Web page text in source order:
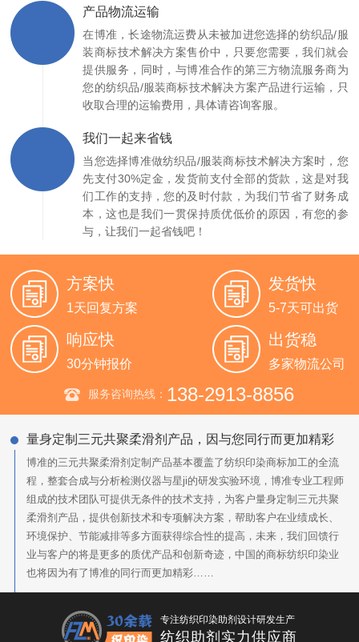
产品物流运输
在博准，长途物流运费从未被加进您选择的纺织品/服
装商标技术解决方案售价中，只要您需要，我们就会
提供服务，同时，与博准合作的第三方物流服务商为
您的纺织品/服装商标技术解决方案产品进行运输，只
收取合理的运输费用，具体请咨询客服。
我们一起来省钱
当您选择博准做纺织品/服装商标技术解决方案时，您
先支付30%定金，发货前支付全部的货款，这是对我
们工作的支持，您的及时付款，为我们节省了财务成
本，这也是我们一贯保持质优低价的原因，有您的参
与，让我们一起省钱吧！
方案快
1天回复方案
发货快
5-7天可出货
响应快
30分钟报价
出货稳
多家物流公司
服务咨询热线： 138-2913-8856
量身定制三元共聚柔滑剂产品，因与您同行而更加精彩
博准的三元共聚柔滑剂定制产品基本覆盖了纺织印染商标加工的全流
程，整套合成与分析检测仪器与星ji的研发实验环境，博准专业工程师
组成的技术团队可提供无条件的技术支持，为客户量身定制三元共聚
柔滑剂产品，提供创新技术和专项解决方案，帮助客户在业绩成长、
环境保护、节能减排等多方面获得综合性的提高，未来，我们回馈行
业与客户的将是更多的质优产品和创新奇迹，中国的商标纺织印染业
也将因为有了博准的同行而更加精彩……
专注纺织印染助剂设计研发生产
纺织助剂实力供应商